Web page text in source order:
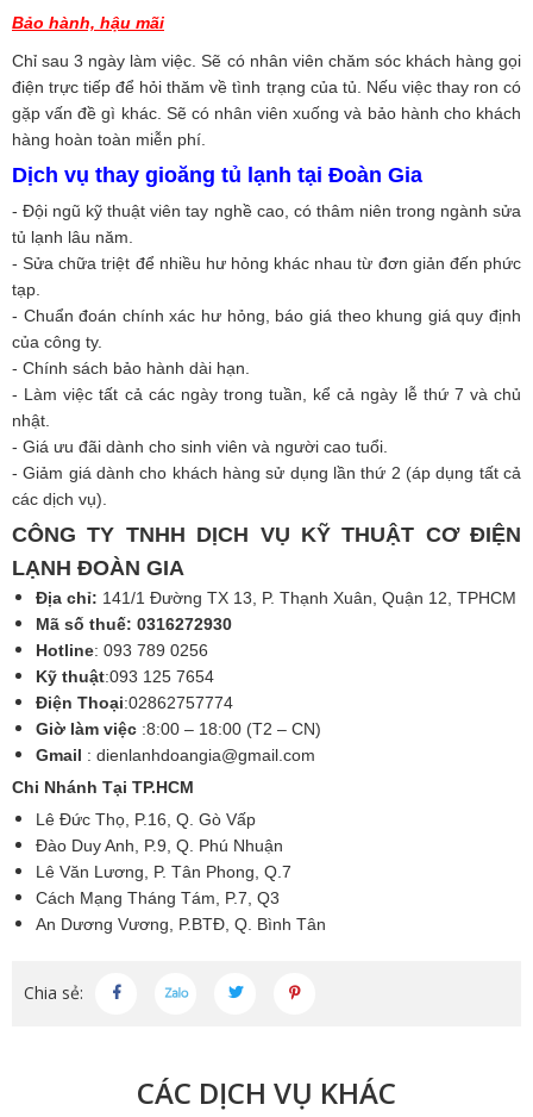
Bảo hành, hậu mãi
Chỉ sau 3 ngày làm việc. Sẽ có nhân viên chăm sóc khách hàng gọi
điện trực tiếp để hỏi thăm về tình trạng của tủ. Nếu việc thay ron có
gặp vấn đề gì khác. Sẽ có nhân viên xuống và bảo hành cho khách
hàng hoàn toàn miễn phí.
Dịch vụ thay gioăng tủ lạnh tại Đoàn Gia
- Đội ngũ kỹ thuật viên tay nghề cao, có thâm niên trong ngành sửa
tủ lạnh lâu năm.
- Sửa chữa triệt để nhiều hư hỏng khác nhau từ đơn giản đến phức
tạp.
- Chuẩn đoán chính xác hư hỏng, báo giá theo khung giá quy định
của công ty.
- Chính sách bảo hành dài hạn.
- Làm việc tất cả các ngày trong tuần, kể cả ngày lễ thứ 7 và chủ
nhật.
- Giá ưu đãi dành cho sinh viên và người cao tuổi.
- Giảm giá dành cho khách hàng sử dụng lần thứ 2 (áp dụng tất cả
các dịch vụ).
CÔNG TY TNHH DỊCH VỤ KỸ THUẬT CƠ ĐIỆN
LẠNH ĐOÀN GIA
Địa chỉ: 141/1 Đường TX 13, P. Thạnh Xuân, Quận 12, TPHCM
Mã số thuế: 0316272930
Hotline: 093 789 0256
Kỹ thuật:093 125 7654
Điện Thoại:02862757774
Giờ làm việc :8:00 – 18:00 (T2 – CN)
Gmail : dienlanhdoangia@gmail.com
Chi Nhánh Tại TP.HCM
Lê Đức Thọ, P.16, Q. Gò Vấp
Đào Duy Anh, P.9, Q. Phú Nhuận
Lê Văn Lương, P. Tân Phong, Q.7
Cách Mạng Tháng Tám, P.7, Q3
An Dương Vương, P.BTĐ, Q. Bình Tân
Chia sẻ:
CÁC DỊCH VỤ KHÁC